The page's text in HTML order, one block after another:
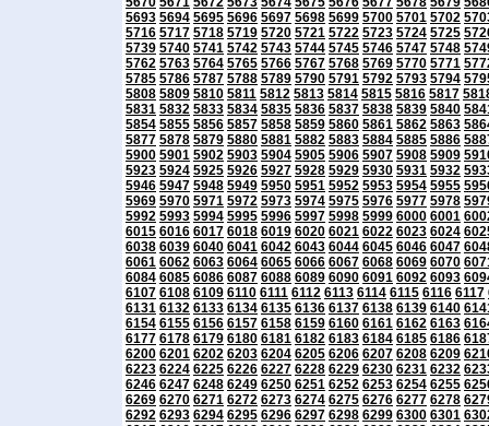
5693 5694 5695 5696 5697 5698 5699 5700 5701 5702
5716 5717 5718 5719 5720 5721 5722 5723 5724 5725
5739 5740 5741 5742 5743 5744 5745 5746 5747 5748
5762 5763 5764 5765 5766 5767 5768 5769 5770 5771
5785 5786 5787 5788 5789 5790 5791 5792 5793 5794
5808 5809 5810 5811 5812 5813 5814 5815 5816 5817
5831 5832 5833 5834 5835 5836 5837 5838 5839 5840
5854 5855 5856 5857 5858 5859 5860 5861 5862 5863
5877 5878 5879 5880 5881 5882 5883 5884 5885 5886
5900 5901 5902 5903 5904 5905 5906 5907 5908 5909
5923 5924 5925 5926 5927 5928 5929 5930 5931 5932
5946 5947 5948 5949 5950 5951 5952 5953 5954 5955
5969 5970 5971 5972 5973 5974 5975 5976 5977 5978
5992 5993 5994 5995 5996 5997 5998 5999 6000 6001
6015 6016 6017 6018 6019 6020 6021 6022 6023 6024
6038 6039 6040 6041 6042 6043 6044 6045 6046 6047
6061 6062 6063 6064 6065 6066 6067 6068 6069 6070
6084 6085 6086 6087 6088 6089 6090 6091 6092 6093
6107 6108 6109 6110 6111 6112 6113 6114 6115 6116 6117
6131 6132 6133 6134 6135 6136 6137 6138 6139 6140
6154 6155 6156 6157 6158 6159 6160 6161 6162 6163
6177 6178 6179 6180 6181 6182 6183 6184 6185 6186
6200 6201 6202 6203 6204 6205 6206 6207 6208 6209
6223 6224 6225 6226 6227 6228 6229 6230 6231 6232
6246 6247 6248 6249 6250 6251 6252 6253 6254 6255
6269 6270 6271 6272 6273 6274 6275 6276 6277 6278
6292 6293 6294 6295 6296 6297 6298 6299 6300 6301